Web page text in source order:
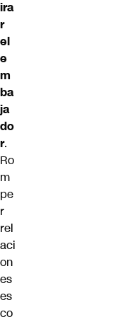
ira
r
el
e
m
ba
ja
do
r.
Ro
m
pe
r
rel
aci
on
es
es
co